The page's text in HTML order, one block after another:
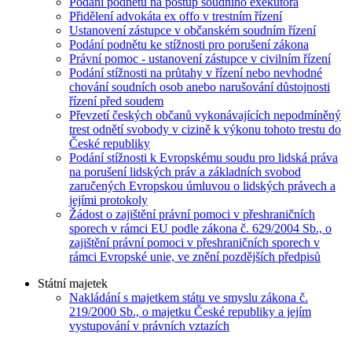
Přidělení advokáta ex offo v trestním řízení
Ustanovení zástupce v občanském soudním řízení
Podání podnětu ke stížnosti pro porušení zákona
Právní pomoc - ustanovení zástupce v civilním řízení
Podání stížnosti na průtahy v řízení nebo nevhodné
chování soudních osob anebo narušování důstojnosti
řízení před soudem
Převzetí českých občanů vykonávajících nepodmíněný
trest odnětí svobody v cizině k výkonu tohoto trestu do
České republiky
Podání stížnosti k Evropskému soudu pro lidská práva
na porušení lidských práv a základních svobod
zaručených Evropskou úmluvou o lidských právech a
jejími protokoly
Žádost o zajištění právní pomoci v přeshraničních
sporech v rámci EU podle zákona č. 629/2004 Sb., o
zajištění právní pomoci v přeshraničních sporech v
rámci Evropské unie, ve znění pozdějších předpisů
Státní majetek
Nakládání s majetkem státu ve smyslu zákona č.
219/2000 Sb., o majetku České republiky a jejím
vystupování v právních vztazích